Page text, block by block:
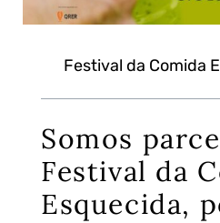
Festival da Comida
Somos
Festival da
Esquecida,